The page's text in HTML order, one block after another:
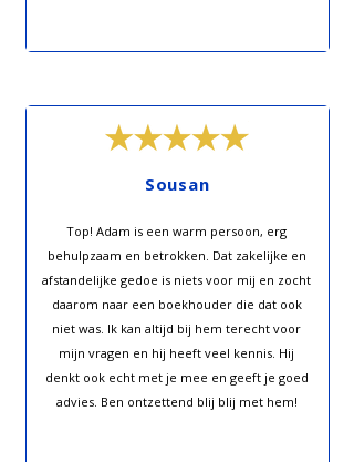
Sousan
Top! Adam is een warm persoon, erg
behulpzaam en betrokken. Dat zakelijke en
afstandelijke gedoe is niets voor mij en zocht
daarom naar een boekhouder die dat ook
niet was. Ik kan altijd bij hem terecht voor
mijn vragen en hij heeft veel kennis. Hij
denkt ook echt met je mee en geeft je goed
advies. Ben ontzettend blij blij met hem!